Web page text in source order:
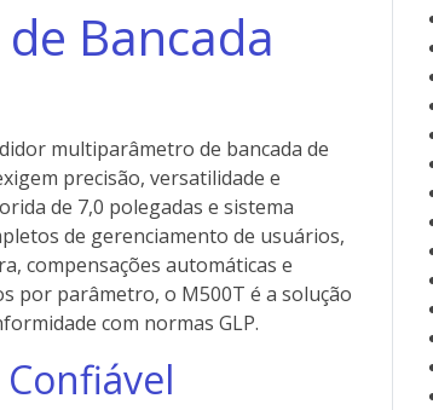
Bancada
multiparâmetro de bancada de
precisão, versatilidade e
de 7,0 polegadas e sistema
de gerenciamento de usuários,
compensações automáticas e
por parâmetro, o M500T é a solução
com normas GLP.